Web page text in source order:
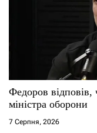
Федоров
міністра оборони
7 Серпня, 2026